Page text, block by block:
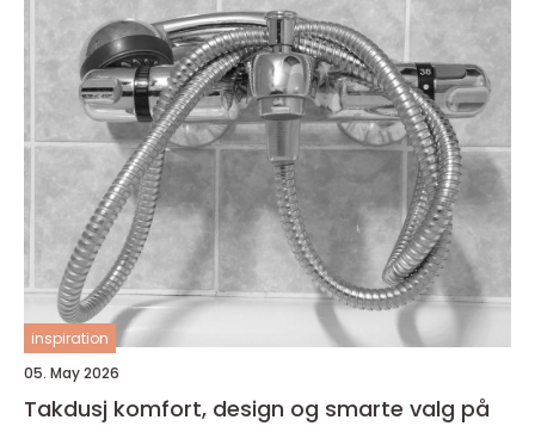
inspiration
05. May 2026
Takdusj komfort, design og smarte valg på